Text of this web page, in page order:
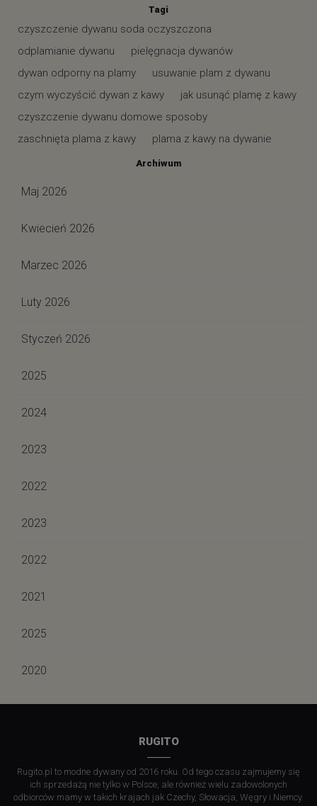
Tagi
czyszczenie dywanu soda oczyszczona
odplamianie dywanu
pielęgnacja dywanów
dywan odporny na plamy
usuwanie plam z dywanu
czym wyczyścić dywan z kawy
jak usunąć plamę z kawy
czyszczenie dywanu domowe sposoby
zaschnięta plama z kawy
plama z kawy na dywanie
Archiwum
Maj 2026
Kwiecień 2026
Marzec 2026
Luty 2026
Styczeń 2026
2025
2024
2023
2022
2023
2022
2021
2025
2020
RUGITO
Rugito.pl to modne dywany od 2016 roku. Od tego czasu zajmujemy się
ich sprzedażą nie tylko w Polsce, ale również wielu zadowolonych
odbiorców mamy w takich krajach jak Czechy, Słowacja, Węgry i Niemcy.